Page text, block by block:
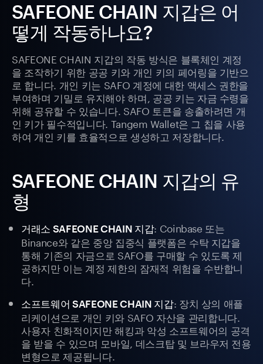
SAFEONE CHAIN 지갑은 어
떻게 작동하나요?
SAFEONE CHAIN 지갑의 작동 방식은 블록체인 계정
을 조작하기 위한 공공 키와 개인 키의 페어링을 기반으
로 합니다. 개인 키는 SAFO 계정에 대한 액세스 권한을
부여하며 기밀로 유지해야 하며, 공공 키는 자금 수령을
위해 공유할 수 있습니다. SAFO 토큰을 송출하려면 개
인 키가 필수적입니다. Tangem Wallet은 그 칩을 사용
하여 개인 키를 효율적으로 생성하고 저장합니다.
SAFEONE CHAIN 지갑의 유
형
거래소 SAFEONE CHAIN 지갑: Coinbase 또는
Binance와 같은 중앙 집중식 플랫폼은 수탁 지갑을
통해 기존의 자금으로 SAFO를 구매할 수 있도록 제
공하지만 이는 계정 제한의 잠재적 위험을 수반합니
다.
소프트웨어 SAFEONE CHAIN 지갑: 장치 상의 애플
리케이션으로 개인 키와 SAFO 자산을 관리합니다.
사용자 친화적이지만 해킹과 악성 소프트웨어의 공격
을 받을 수 있으며 모바일, 데스크탑 및 브라우저 전용
변형으로 제공됩니다.